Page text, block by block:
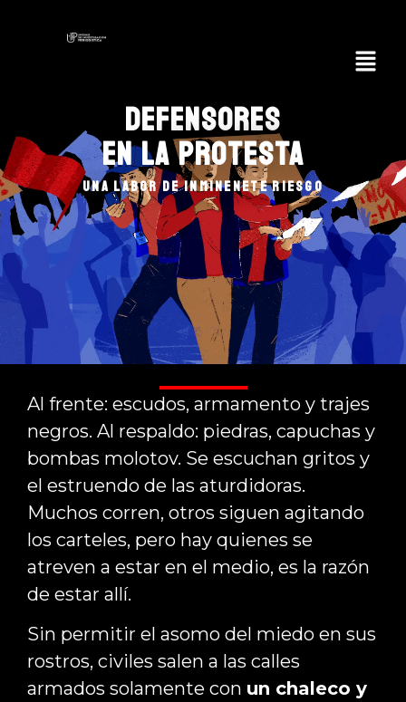
DEFENSORES
EN LA PROTESTA
UNA LABOR DE INMINENETE RIESGO
Al frente: escudos, armamento y trajes
negros. Al respaldo: piedras, capuchas y
bombas molotov. Se escuchan gritos y
el estruendo de las aturdidoras.
Muchos corren, otros siguen agitando
los carteles, pero hay quienes se
atreven a estar en el medio, es la razón
de estar allí.
Sin permitir el asomo del miedo en sus
rostros, civiles salen a las calles
armados solamente con un chaleco y